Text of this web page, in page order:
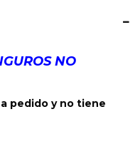
NO
pedido y no tiene